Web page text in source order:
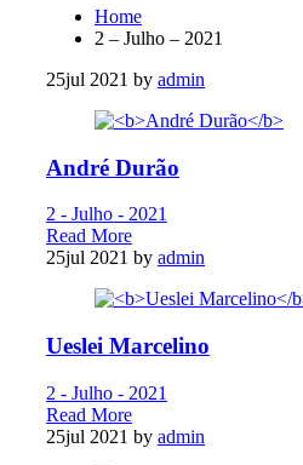
Home
2 – Julho – 2021
25jul 2021 by admin
André Durão
2 - Julho - 2021
Read More
25jul 2021 by admin
Ueslei Marcelino
2 - Julho - 2021
Read More
25jul 2021 by admin